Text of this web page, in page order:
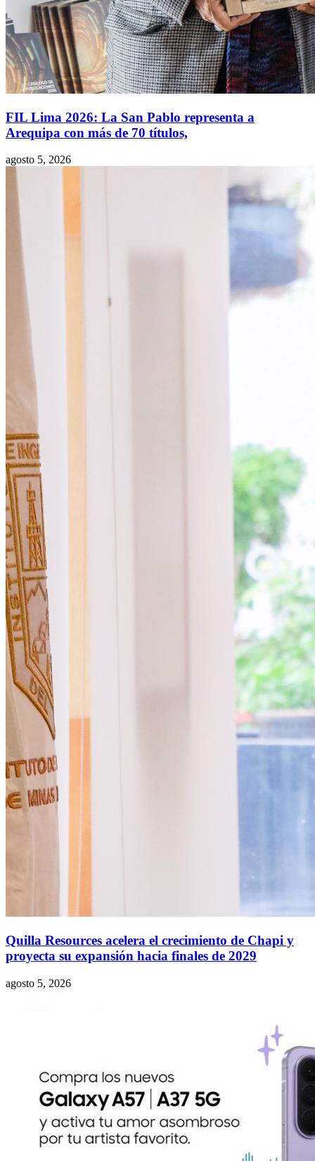
FIL Lima 2026: La San Pablo representa a
Arequipa con más de 70 títulos,
agosto 5, 2026
Quilla Resources acelera el crecimiento de Chapi y
proyecta su expansión hacia finales de 2029
agosto 5, 2026